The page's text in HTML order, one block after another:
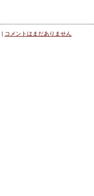
| コメントはまだありません